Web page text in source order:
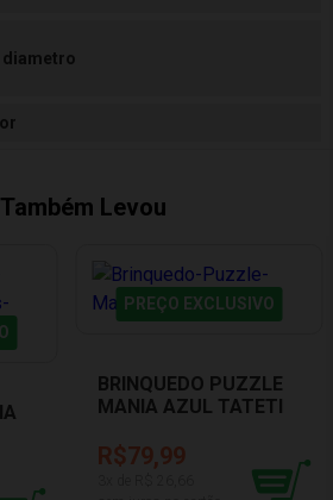
diametro
Levou
PREÇO EXCLUSIVO
BRINQUEDO PUZZLE
MANIA AZUL TATETI
R$79,99